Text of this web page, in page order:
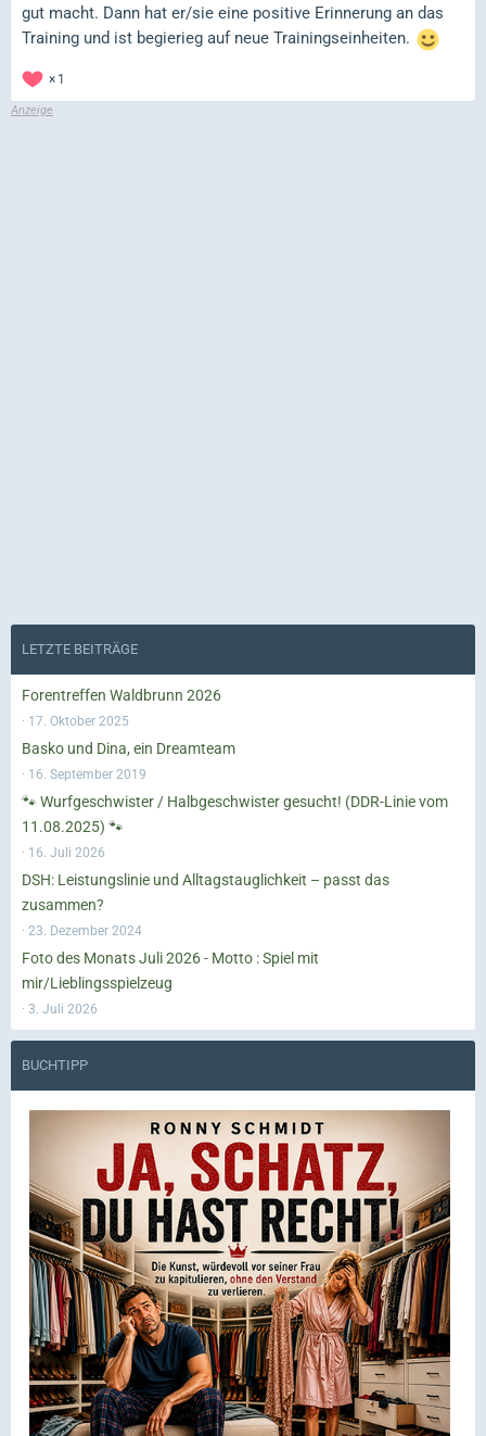
gut macht. Dann hat er/sie eine positive Erinnerung an das
Training und ist begierieg auf neue Trainingseinheiten.
1
LETZTE BEITRÄGE
Forentreffen Waldbrunn 2026
17. Oktober 2025
Basko und Dina, ein Dreamteam
16. September 2019
🐾 Wurfgeschwister / Halbgeschwister gesucht! (DDR-Linie vom
11.08.2025) 🐾
16. Juli 2026
DSH: Leistungslinie und Alltagstauglichkeit – passt das
zusammen?
23. Dezember 2024
Foto des Monats Juli 2026 - Motto : Spiel mit
mir/Lieblingsspielzeug
3. Juli 2026
BUCHTIPP